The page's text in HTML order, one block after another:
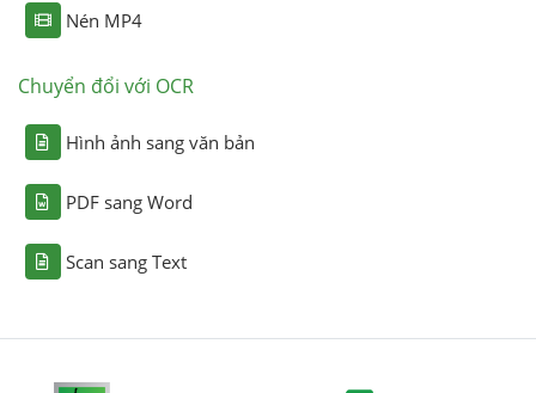
Nén MP4
Chuyển đổi với OCR
Hình ảnh sang văn bản
PDF sang Word
Scan sang Text